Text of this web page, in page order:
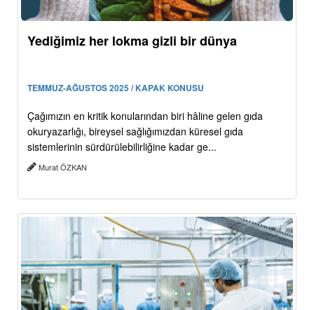
Yediğimiz her lokma gizli bir dünya
TEMMUZ-AĞUSTOS 2025 / KAPAK KONUSU
Çağımızın en kritik konularından biri hâline gelen gıda
okuryazarlığı, bireysel sağlığımızdan küresel gıda
sistemlerinin sürdürülebilirliğine kadar ge...
Murat ÖZKAN